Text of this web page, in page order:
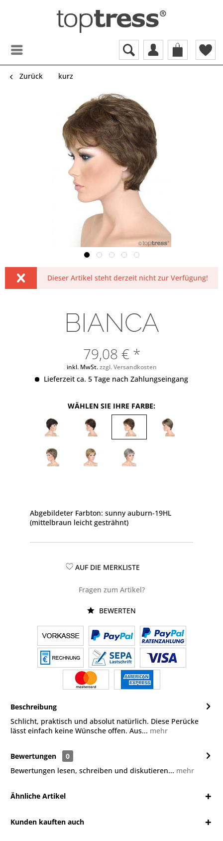
Zurück kurz
Dieser Artikel steht derzeit nicht zur Verfügung!
BIANCA
79,08 € *
inkl. MwSt.zzgl. Versandkosten
Lieferzeit ca. 5 Tage nach Zahlungseingang
WÄHLEN SIE IHRE FARBE:
Abgebildeter Farbton: sunny auburn-19HL
(mittelbraun leicht gesträhnt)
AUF DIE MERKLISTE
Fragen zum Artikel?
BEWERTEN
Beschreibung
Schlicht, praktisch und absolut natürlich. Diese Perücke
lässt einfach keine Wünsche offen. Aus... mehr
Bewertungen
0
Bewertungen lesen, schreiben und diskutieren... mehr
Ähnliche Artikel
Kunden kauften auch